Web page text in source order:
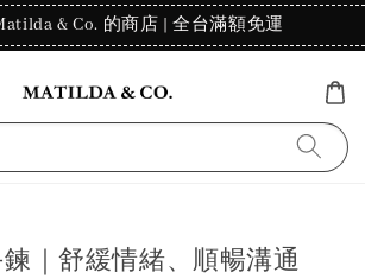
& Co. 的商店 | 全台滿額免運
｜舒緩情緒、順暢溝通